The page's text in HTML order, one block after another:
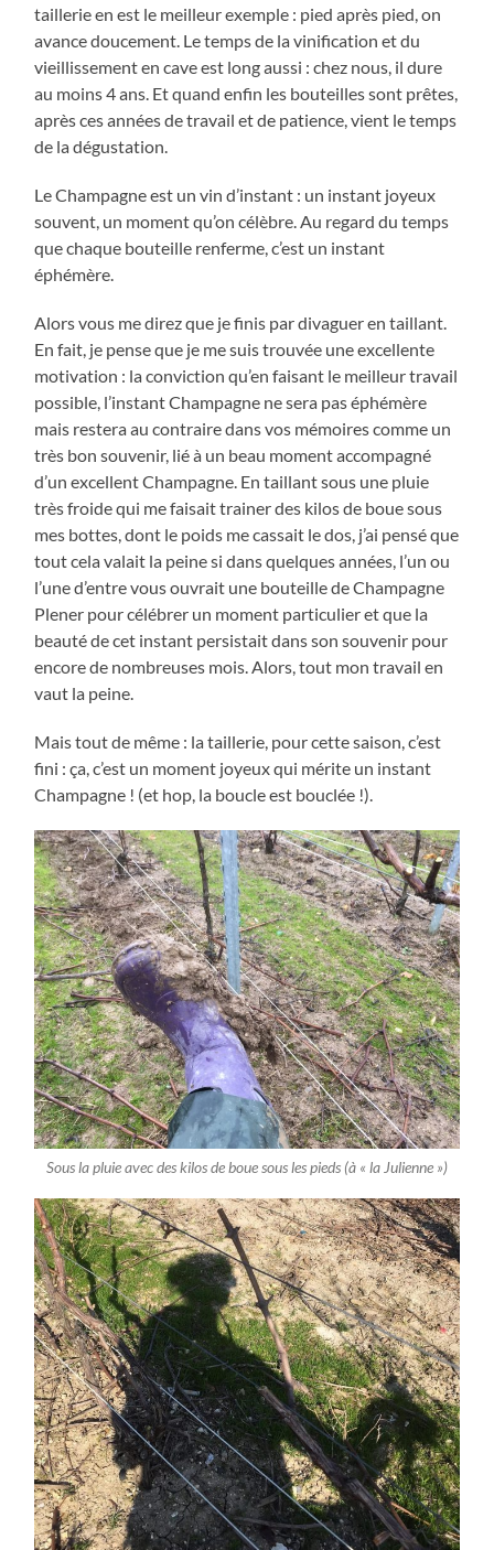
taillerie en est le meilleur exemple : pied après pied, on
avance doucement. Le temps de la vinification et du
vieillissement en cave est long aussi : chez nous, il dure
au moins 4 ans. Et quand enfin les bouteilles sont prêtes,
après ces années de travail et de patience, vient le temps
de la dégustation.
Le Champagne est un vin d’instant : un instant joyeux
souvent, un moment qu’on célèbre. Au regard du temps
que chaque bouteille renferme, c’est un instant
éphémère.
Alors vous me direz que je finis par divaguer en taillant.
En fait, je pense que je me suis trouvée une excellente
motivation : la conviction qu’en faisant le meilleur travail
possible, l’instant Champagne ne sera pas éphémère
mais restera au contraire dans vos mémoires comme un
très bon souvenir, lié à un beau moment accompagné
d’un excellent Champagne. En taillant sous une pluie
très froide qui me faisait trainer des kilos de boue sous
mes bottes, dont le poids me cassait le dos, j’ai pensé que
tout cela valait la peine si dans quelques années, l’un ou
l’une d’entre vous ouvrait une bouteille de Champagne
Plener pour célébrer un moment particulier et que la
beauté de cet instant persistait dans son souvenir pour
encore de nombreuses mois. Alors, tout mon travail en
vaut la peine.
Mais tout de même : la taillerie, pour cette saison, c’est
fini : ça, c’est un moment joyeux qui mérite un instant
Champagne ! (et hop, la boucle est bouclée !).
Sous la pluie avec des kilos de boue sous les pieds (à « la Julienne »)